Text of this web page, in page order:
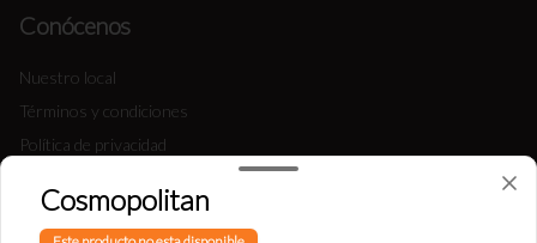
Conócenos
Nuestro local
Términos y condiciones
Política de privacidad
Redes sociales
Cosmopolitan